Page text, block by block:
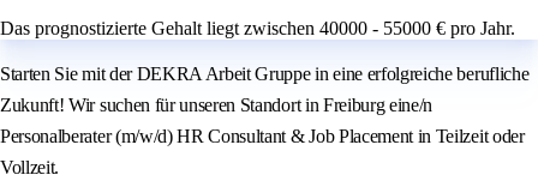
Das prognostizierte Gehalt liegt zwischen 40000 - 55000 € pro Jahr.
Starten Sie mit der DEKRA Arbeit Gruppe in eine erfolgreiche berufliche
Zukunft! Wir suchen für unseren Standort in Freiburg eine/n
Personalberater (m/w/d) HR Consultant & Job Placement in Teilzeit oder
Vollzeit.